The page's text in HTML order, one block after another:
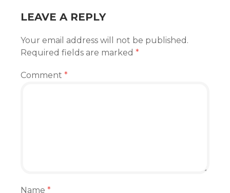
LEAVE A REPLY
Your email address will not be published.
Required fields are marked *
Comment *
Name *